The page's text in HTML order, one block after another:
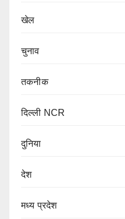
खेल
चुनाव
तकनीक
दिल्ली NCR
दुनिया
देश
मध्य प्रदेश